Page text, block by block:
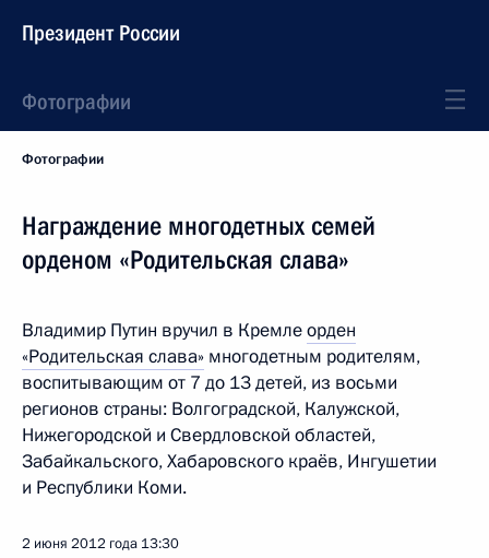
Президент России
Фотографии
Фотографии
Награждение многодетных семей
орденом «Родительская слава»
Владимир Путин вручил в Кремлеорден
«Родительская слава» многодетным родителям,
воспитывающим от 7 до 13 детей, из восьми
регионов страны: Волгоградской, Калужской,
Нижегородской и Свердловской областей,
Забайкальского, Хабаровского краёв, Ингушетии
и Республики Коми.
2 июня 2012 года 13:30